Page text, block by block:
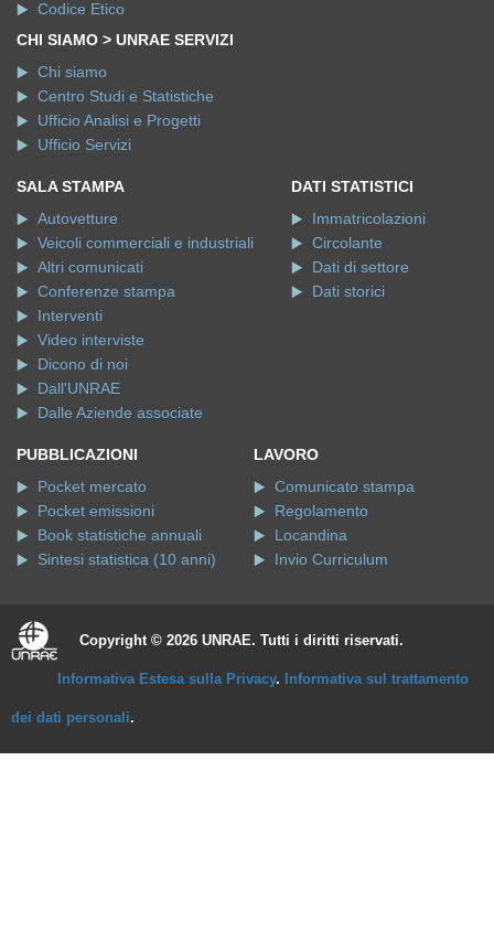
Codice Etico
CHI SIAMO > UNRAE SERVIZI
Chi siamo
Centro Studi e Statistiche
Ufficio Analisi e Progetti
Ufficio Servizi
SALA STAMPA
Autovetture
Veicoli commerciali e industriali
Altri comunicati
Conferenze stampa
Interventi
Video interviste
Dicono di noi
Dall'UNRAE
Dalle Aziende associate
DATI STATISTICI
Immatricolazioni
Circolante
Dati di settore
Dati storici
PUBBLICAZIONI
Pocket mercato
Pocket emissioni
Book statistiche annuali
Sintesi statistica (10 anni)
LAVORO
Comunicato stampa
Regolamento
Locandina
Invio Curriculum
Copyright © 2026 UNRAE. Tutti i diritti riservati.
Informativa Estesa sulla Privacy. Informativa sul trattamento
dei dati personali.